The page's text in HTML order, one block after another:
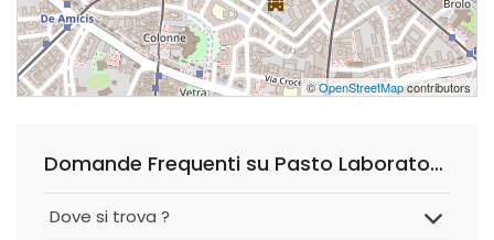
©OpenStreetMapcontributors
Domande Frequenti su Pasto Laboratorio di Pasta Con Cucina
Dove si trova ?